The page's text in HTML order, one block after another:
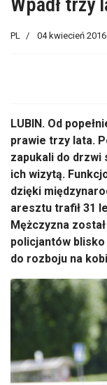
PL 04 kwiecień
LUBIN. Od
prawie trzy lata.
zapukali do drzwi
ich wizytą.
dzięki
aresztu trafił 31
Mężczyzna
policjantów
do rozboju na